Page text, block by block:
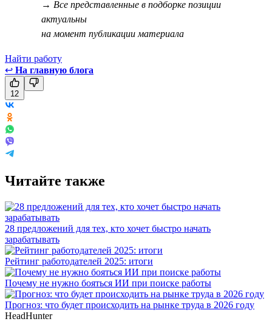
→ Все представленные в подборке позиции
актуальны
на момент публикации материала
Найти работу
↩ На главную блога
12
Читайте также
28 предложений для тех, кто хочет быстро начать
зарабатывать
Рейтинг работодателей 2025: итоги
Почему не нужно бояться ИИ при поиске работы
Прогноз: что будет происходить на рынке труда в 2026 году
HeadHunter